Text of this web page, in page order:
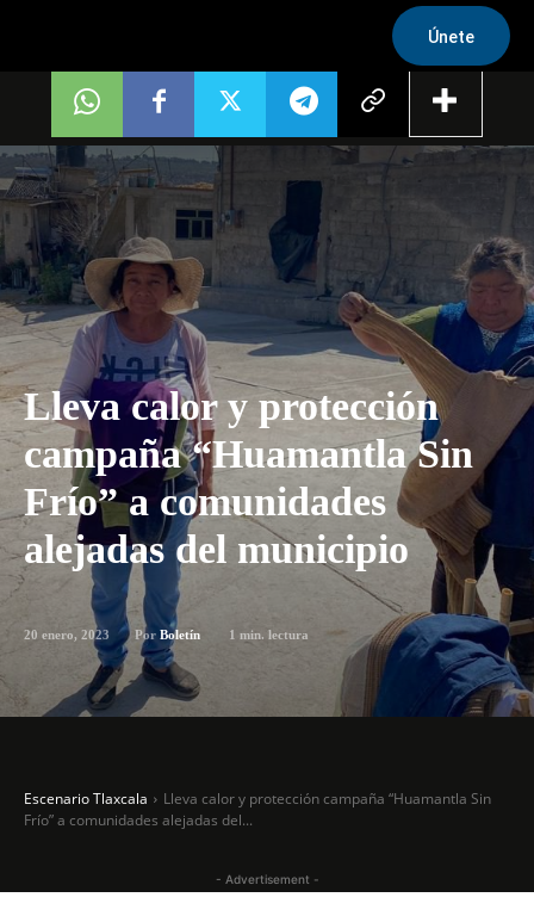
Únete
Lleva calor y protección
campaña “Huamantla Sin
Frío” a comunidades
alejadas del municipio
20 enero, 2023 Por Boletín 1 min. lectura
Escenario Tlaxcala
Lleva calor y protección campaña “Huamantla Sin
Frío” a comunidades alejadas del...
- Advertisement -